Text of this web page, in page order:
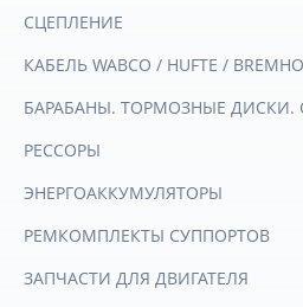
СЦЕПЛЕНИЕ
КАБЕЛЬ WABCO / HUFTE /
БАРАБАНЫ. ТОРМОЗНЫЕ ДИСКИ.
РЕССОРЫ
ЭНЕРГОАККУМУЛЯТОРЫ
РЕМКОМПЛЕКТЫ СУППОРТОВ
ЗАПЧАСТИ ДЛЯ ДВИГАТЕЛЯ